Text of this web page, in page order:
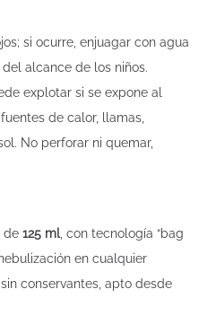
si ocurre, enjuagar con agua
alcance de los niños.
explotar si se expone al
de calor, llamas,
No perforar ni quemar,
de 125 ml, con tecnología “bag
en cualquier
conservantes, apto desde